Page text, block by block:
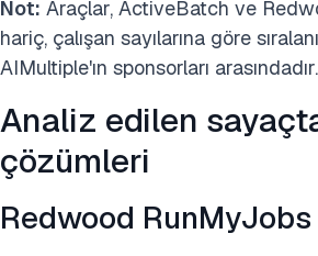
Not: Araçlar, ActiveBatch ve
hariç, çalışan sayılarına göre
AIMultiple'ın sponsorları arasındadır.
Analiz edilen
çözümleri
Redwood RunMyJobs